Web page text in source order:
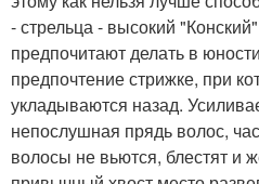
- стрельца - высокий
предпочитают делать в
предпочтение стрижке, при
укладываются назад.
непослушная прядь волос,
волосы не вьются, блестят и